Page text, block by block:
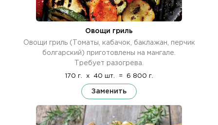
Овощи гриль
Овощи гриль (Томаты, кабачок, баклажан, перчик
болгарский) приготовлены на мангале.
Требует разогрева.
170 г. x 40 шт. = 6 800 г.
Заменить